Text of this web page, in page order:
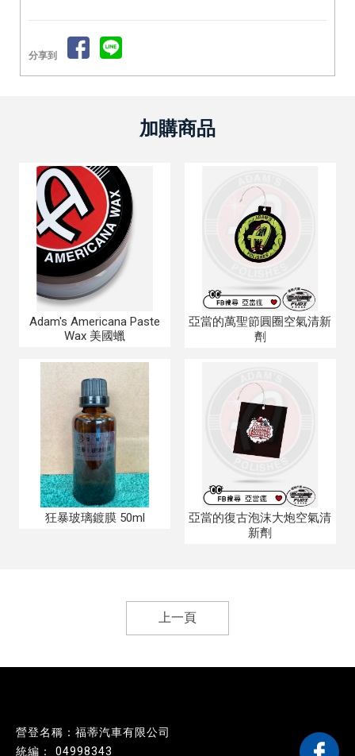
分享到
Adam's Americana Paste
Wax 美國蠟
亞當的萬聖節圓圈空氣清新
劑
狂暴玻璃鍍膜 50ml
亞當的復古泡沫大炮空氣清
新劑
上一頁
營登名稱：福蒂汽車有限公司
04998343